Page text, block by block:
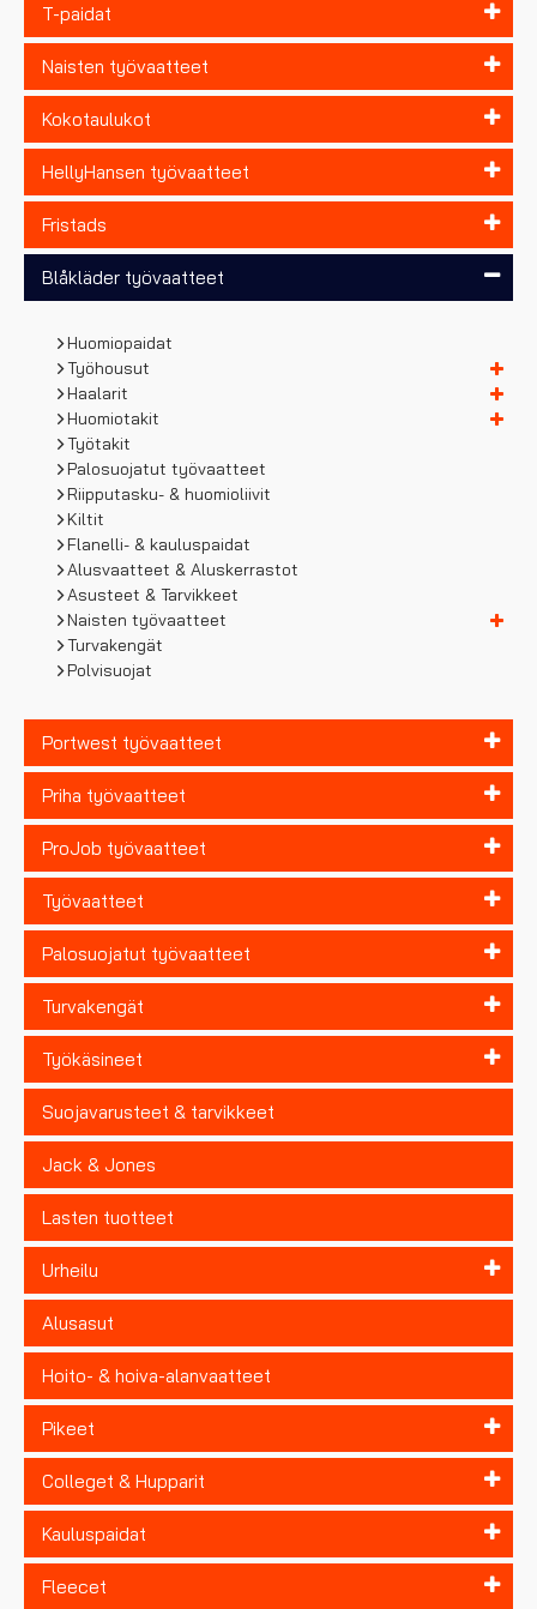
T-paidat
Naisten työvaatteet
Kokotaulukot
HellyHansen työvaatteet
Fristads
Blåkläder työvaatteet
Huomiopaidat
Työhousut
Haalarit
Huomiotakit
Työtakit
Palosuojatut työvaatteet
Riipputasku- & huomioliivit
Kiltit
Flanelli- & kauluspaidat
Alusvaatteet & Aluskerrastot
Asusteet & Tarvikkeet
Naisten työvaatteet
Turvakengät
Polvisuojat
Portwest työvaatteet
Priha työvaatteet
ProJob työvaatteet
Työvaatteet
Palosuojatut työvaatteet
Turvakengät
Työkäsineet
Suojavarusteet & tarvikkeet
Jack & Jones
Lasten tuotteet
Urheilu
Alusasut
Hoito- & hoiva-alanvaatteet
Pikeet
Colleget & Hupparit
Kauluspaidat
Fleecet